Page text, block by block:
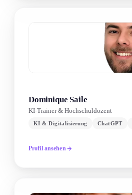
Dominique Saile
KI-Trainer & Hochschuldozent
KI & Digitalisierung ChatGPT
Profil ansehen